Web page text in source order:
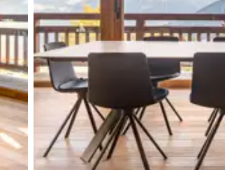
Table à repasser
Fer à repasser